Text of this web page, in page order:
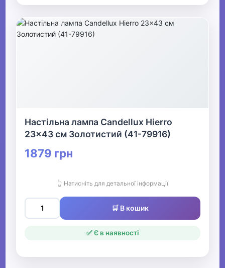
Настільна лампа Candellux Hierro
23x43 см Золотистий (41-79916)
1879 грн
👆 Натисніть для детальної інформації
🛒 В кошик
✅ Є в наявності